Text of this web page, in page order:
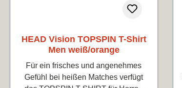
HEAD Vision TOPSPIN T-Shirt
Men weiß/orange
Für ein frisches und angenehmes
Gefühl bei heißen Matches verfügt